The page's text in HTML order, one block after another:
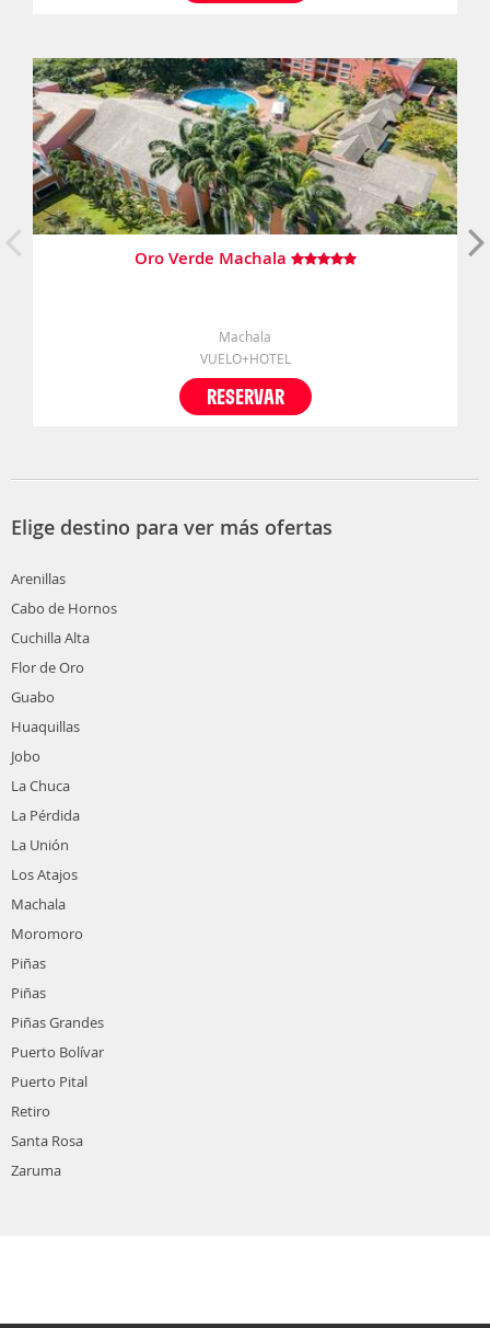
Oro Verde Machala
Machala
VUELO+HOTEL
RESERVAR
Elige destino para ver más ofertas
Arenillas
Cabo de Hornos
Cuchilla Alta
Flor de Oro
Guabo
Huaquillas
Jobo
La Chuca
La Pérdida
La Unión
Los Atajos
Machala
Moromoro
Piñas
Piñas
Piñas Grandes
Puerto Bolívar
Puerto Pital
Retiro
Santa Rosa
Zaruma